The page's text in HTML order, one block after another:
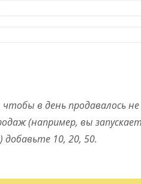
в день продавалось
(например, вы
10, 20, 50.